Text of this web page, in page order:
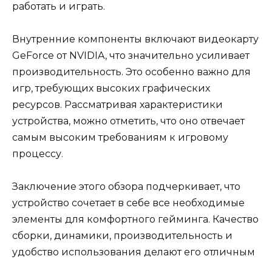
работать и играть.
Внутренние компоненты включают видеокарту
GeForce от NVIDIA, что значительно усиливает
производительность. Это особенно важно для
игр, требующих высоких графических
ресурсов. Рассматривая характеристики
устройства, можно отметить, что оно отвечает
самым высоким требованиям к игровому
процессу.
Заключение этого обзора подчеркивает, что
устройство сочетает в себе все необходимые
элементы для комфортного гейминга. Качество
сборки, динамики, производительность и
удобство использования делают его отличным